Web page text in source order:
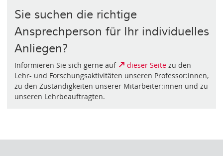
Sie suchen die richtige
Ansprechperson für Ihr individuelles
Anliegen?
Informieren Sie sich gerne auf dieser Seite zu den
Lehr- und Forschungsaktivitäten unseren Professor:innen,
zu den Zuständigkeiten unserer Mitarbeiter:innen und zu
unseren Lehrbeauftragten.